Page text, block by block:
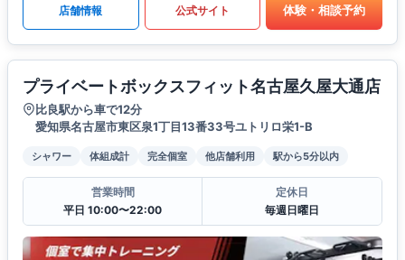
店舗情報 公式サイト 体験・相談予約
プライベートボックスフィット名古屋久屋大通店
比良駅から車で12分
愛知県名古屋市東区泉1丁目13番33号ユトリロ栄1-B
シャワー 体組成計 完全個室 他店舗利用 駅から5分以内
営業時間
平日 10:00〜22:00
定休日
毎週日曜日